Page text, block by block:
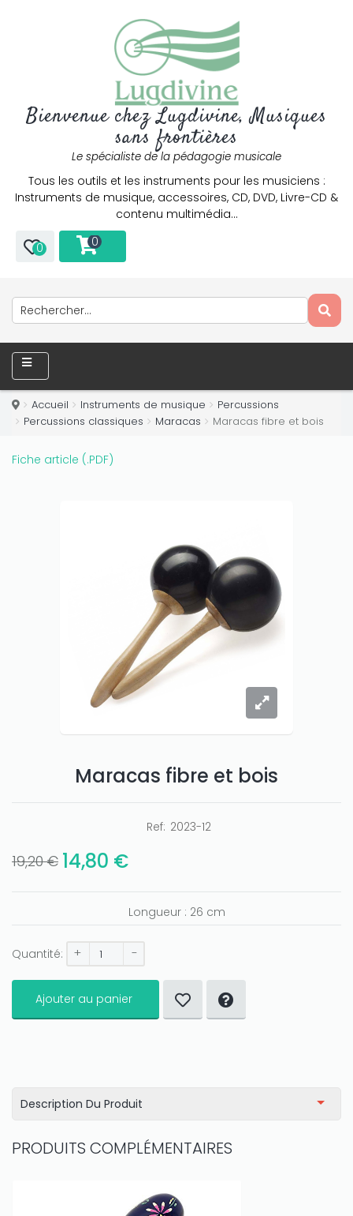
Bienvenue chez Lugdivine, Musiques
sans frontières
Le spécialiste de la pédagogie musicale
Tous les outils et les instruments pour les musiciens :
Instruments de musique, accessoires, CD, DVD, Livre-CD &
contenu multimédia…
0 0
Accueil Instruments de musique
Percussions
Percussions classiques
Maracas Maracas fibre et bois
Fiche article (.PDF)
Maracas fibre et bois
Ref: 2023-12
19,20 € 14,80 €
Longueur : 26 cm
Quantité: + -
Ajouter au panier
Description Du Produit
PRODUITS COMPLÉMENTAIRES
if you really want to win a huge
amount on your credits!